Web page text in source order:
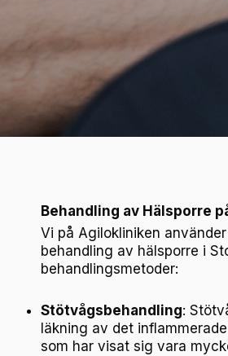
Behandling av Hälsporre
Vi på Agilokliniken
behandling av hälsporre i
behandlingsmetoder:
Stötvågsbehandling:
läkning av det
som har visat sig vara